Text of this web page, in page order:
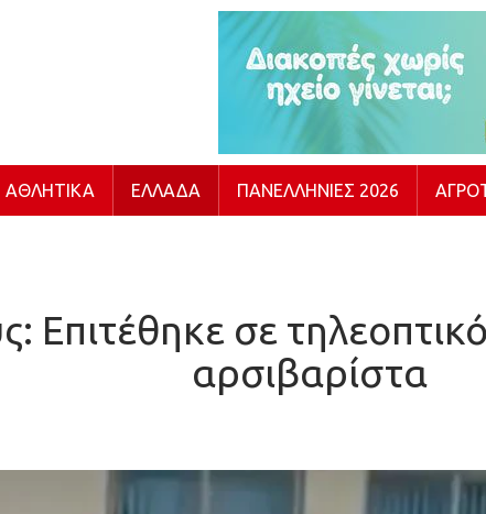
ΑΘΛΗΤΙΚΆ ΕΛΛΆΔΑ ΠΑΝΕΛΛΉΝΙΕΣ 2026
Επιτέθηκε σε
αρσιβαρίστα